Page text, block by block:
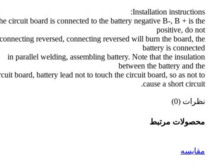
Installation instructions:
circuit board is connected to the battery negative B-, B + is the
positive, do not
connecting reversed, connecting reversed will burn the board, the
battery is connected
in parallel welding, assembling battery. Note that the insulation
between the battery and the
board, battery lead not to touch the circuit board, so as not to
cause a short circuit.
نظرات (0)
محصولات مرتبط
مقايسه